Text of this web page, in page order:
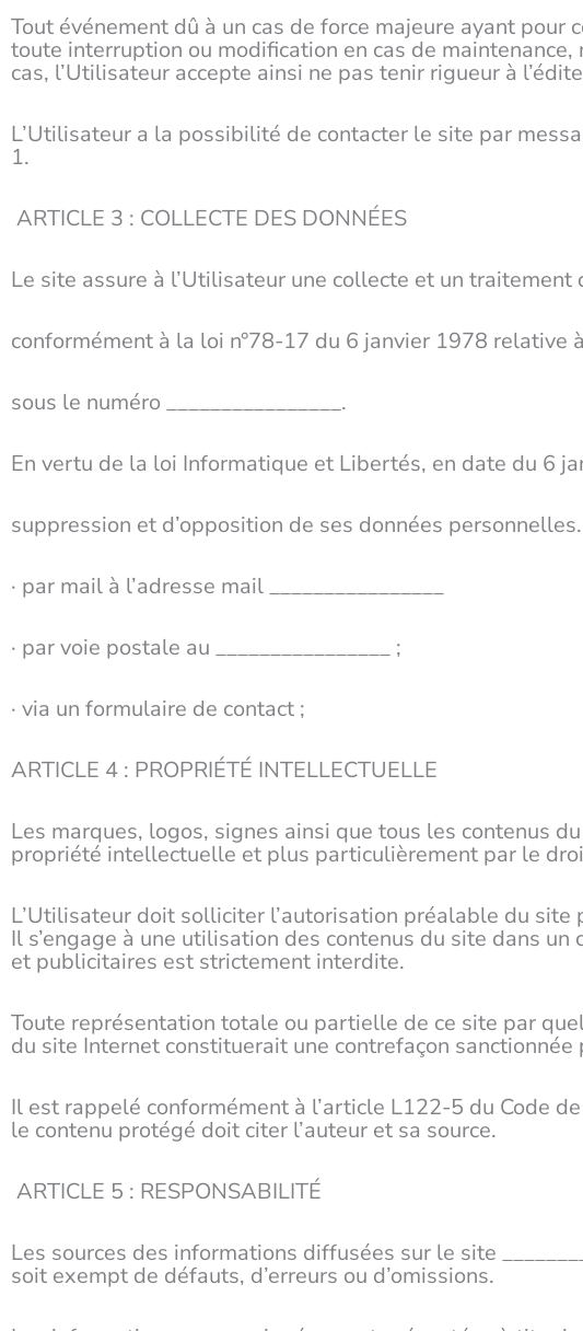
Tout événement dû à un cas de force majeure ayant
toute interruption ou modification en cas de maintenance,
cas, l’Utilisateur accepte ainsi ne pas tenir rigueur à
L’Utilisateur a la possibilité de contacter le site par
1.
ARTICLE 3 : COLLECTE DES DONNÉES
Le site assure à l’Utilisateur une collecte et un
conformément à la loi n°78-17 du 6 janvier 1978 relative
sous le numéro ________________.
En vertu de la loi Informatique et Libertés, en date du 6
suppression et d’opposition de ses données
· par mail à l’adresse mail ________________
· par voie postale au ________________ ;
· via un formulaire de contact ;
ARTICLE 4 : PROPRIÉTÉ INTELLECTUELLE
Les marques, logos, signes ainsi que tous les contenus
propriété intellectuelle et plus particulièrement par le
L’Utilisateur doit solliciter l’autorisation préalable du
Il s’engage à une utilisation des contenus du site dans
et publicitaires est strictement interdite.
Toute représentation totale ou partielle de ce site par
du site Internet constituerait une contrefaçon
Il est rappelé conformément à l’article L122-5 du Code
le contenu protégé doit citer l’auteur et sa source.
ARTICLE 5 : RESPONSABILITÉ
Les sources des informations diffusées sur le site
soit exempt de défauts, d’erreurs ou d’omissions.